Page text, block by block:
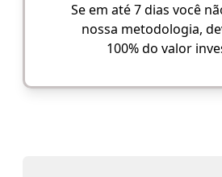
Se em até 7 dias você
nossa metodologia,
100% do valor